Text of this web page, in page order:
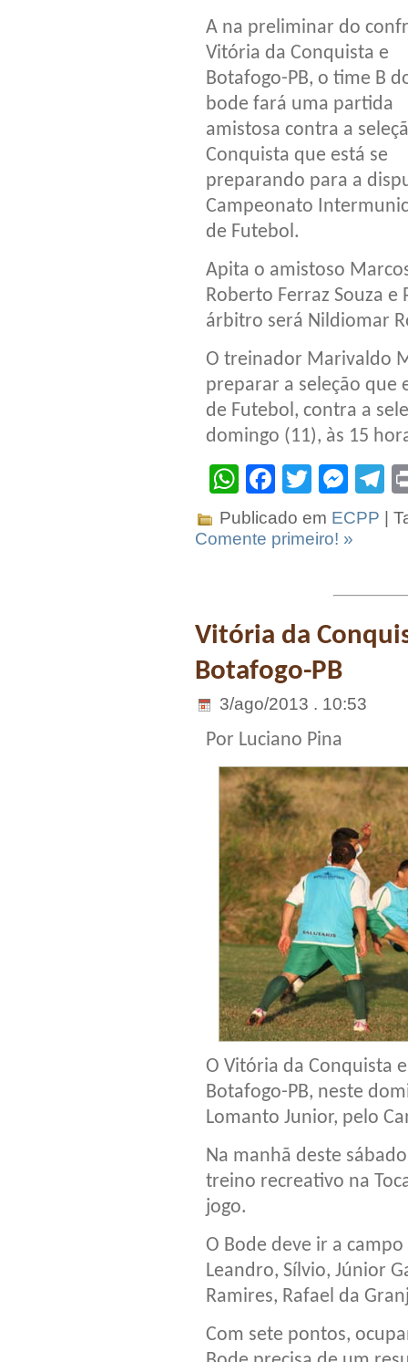
A na preliminar do
Vitória da Conquista e
Botafogo-PB, o time B
bode fará uma partida
amistosa contra a
Conquista que está se
preparando para a
Campeonato
de Futebol.
Apita o amistoso
Roberto Ferraz Souza e
árbitro será Nildiomar
O treinador Marivaldo
preparar a seleção que
de Futebol, contra a
domingo (11), às 15
WhatsApp
Facebook
Twitter
Publicado em ECPP |
Comente primeiro! »
Vitória da
Botafogo-PB
3/ago/2013 . 10:53
Por Luciano Pina
O Vitória da Conquista
Botafogo-PB, neste
Lomanto Junior, pelo
Na manhã deste
treino recreativo na
jogo.
O Bode deve ir a
Leandro, Sílvio, Júnior
Ramires, Rafael da
Com sete pontos,